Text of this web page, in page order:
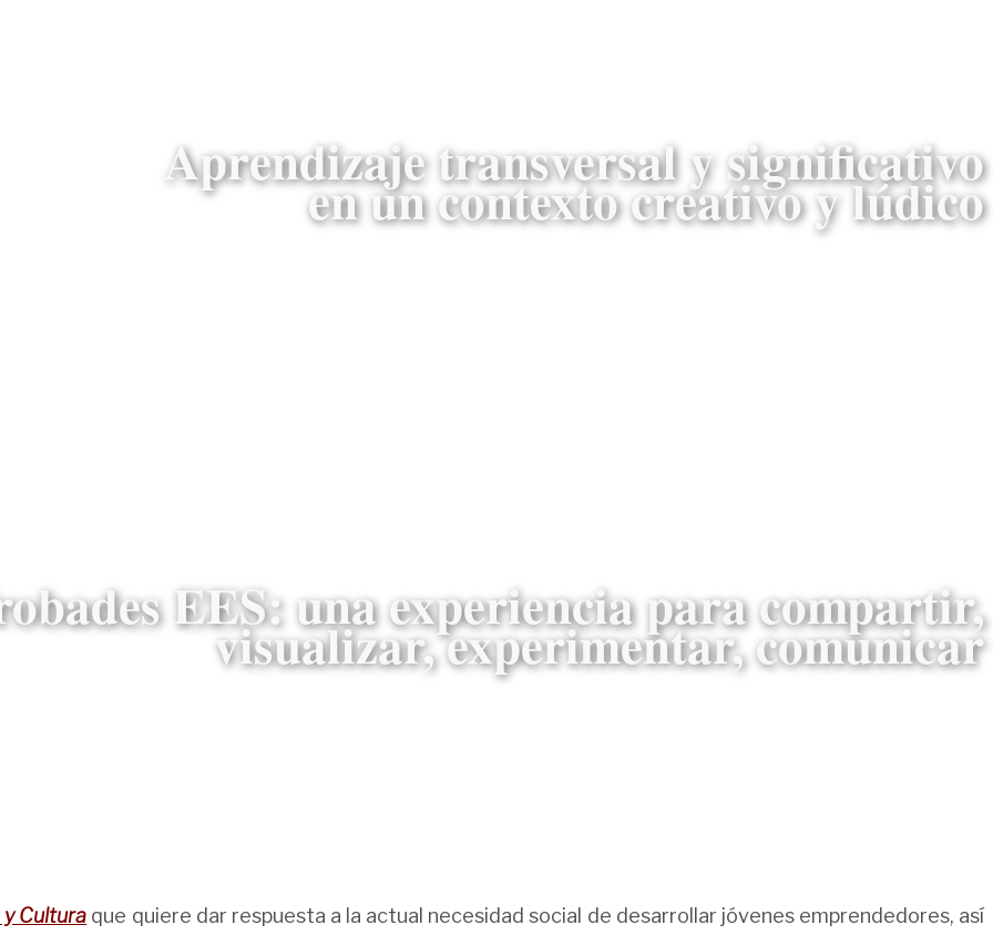
Aprendizaje transversal y significativo
en un contexto creativo y lúdico
EES: una experiencia para compartir,
visualizar, experimentar, comunicar
Cultura que quiere dar respuesta a la actual necesidad social de desarrollar jóvenes emprendedores, así